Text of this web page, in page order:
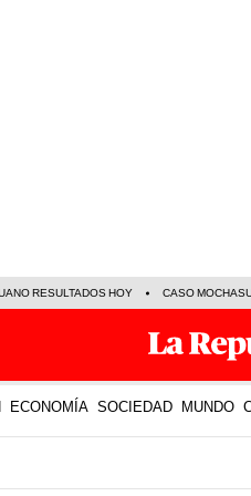
RESULTADOS HOY CASO
ECONOMÍA SOCIEDAD MUNDO